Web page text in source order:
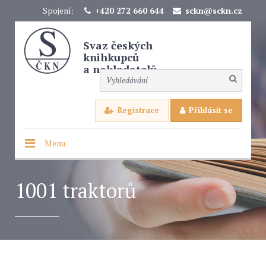
Spojení: +420 272 660 644 sckn@sckn.cz
Svaz českých
knihkupců
a nakladatelů
Registrace Přihlásit se
Menu
1001 traktorů